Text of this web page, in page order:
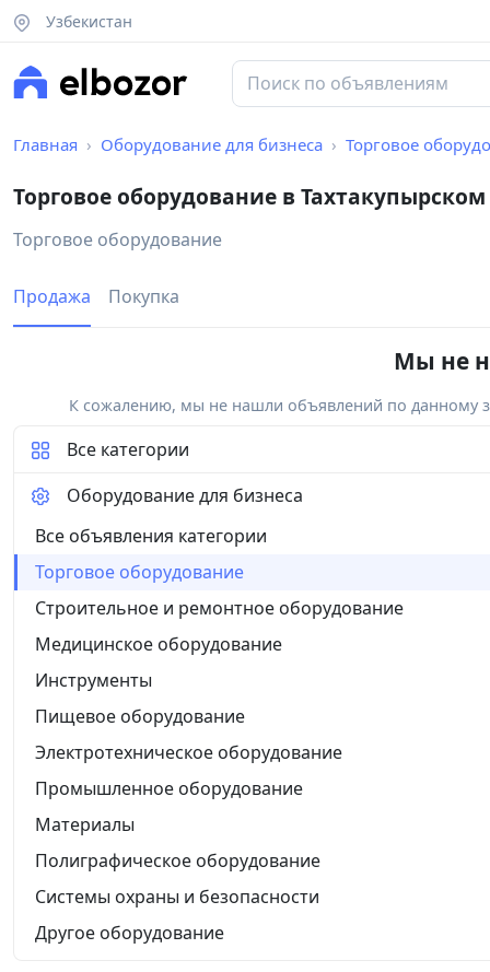
Узбекистан
Главная Оборудование для бизнеса Торговое
Торговое оборудование в
Торговое оборудование
Продажа Покупка
Мы не
К сожалению, мы не нашли объявлений по данному
Все категории
Оборудование для бизнеса
Все объявления категории
Торговое оборудование
Строительное и ремонтное оборудование
Медицинское оборудование
Инструменты
Пищевое оборудование
Электротехническое оборудование
Промышленное оборудование
Материалы
Полиграфическое оборудование
Системы охраны и безопасности
Другое оборудование